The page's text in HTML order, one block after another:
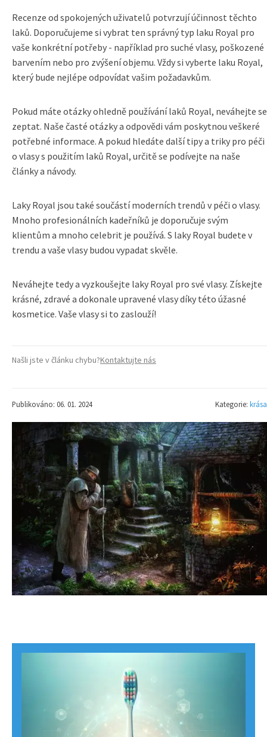
Recenze od spokojených uživatelů potvrzují účinnost těchto
laků. Doporučujeme si vybrat ten správný typ laku Royal pro
vaše konkrétní potřeby - například pro suché vlasy, poškozené
barvením nebo pro zvýšení objemu. Vždy si vyberte laku Royal,
který bude nejlépe odpovídat vašim požadavkům.
Pokud máte otázky ohledně používání laků Royal, neváhejte se
zeptat. Naše časté otázky a odpovědi vám poskytnou veškeré
potřebné informace. A pokud hledáte další tipy a triky pro péči
o vlasy s použitím laků Royal, určitě se podívejte na naše
články a návody.
Laky Royal jsou také součástí moderních trendů v péči o vlasy.
Mnoho profesionálních kadeřníků je doporučuje svým
klientům a mnoho celebrit je používá. S laky Royal budete v
trendu a vaše vlasy budou vypadat skvěle.
Neváhejte tedy a vyzkoušejte laky Royal pro své vlasy. Získejte
krásné, zdravé a dokonale upravené vlasy díky této úžasné
kosmetice. Vaše vlasy si to zaslouží!
Našli jste v článku chybu?Kontaktujte nás
Publikováno: 06. 01. 2024 Kategorie: krása